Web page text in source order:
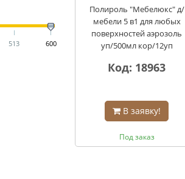
513 600
Полироль "Мебелюкс" д/
мебели 5 в1 для любых
поверхностей аэрозоль
уп/500мл кор/12уп
Код: 18963
В заявку!
Под заказ